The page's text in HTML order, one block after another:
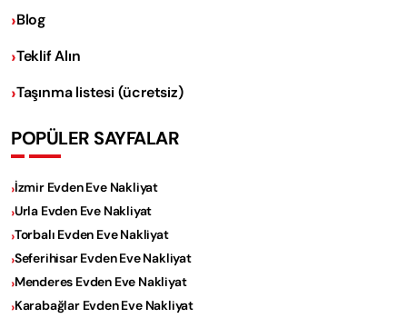
Blog
Teklif Alın
Taşınma listesi (ücretsiz)
POPÜLER SAYFALAR
İzmir Evden Eve Nakliyat
Urla Evden Eve Nakliyat
Torbalı Evden Eve Nakliyat
Seferihisar Evden Eve Nakliyat
Menderes Evden Eve Nakliyat
Karabağlar Evden Eve Nakliyat